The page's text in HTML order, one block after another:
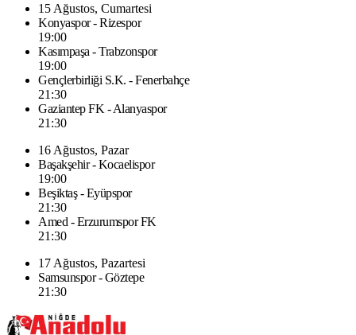
15 Ağustos, Cumartesi
Konyaspor - Rizespor
19:00
Kasımpaşa - Trabzonspor
19:00
Gençlerbirliği S.K. - Fenerbahçe
21:30
Gaziantep FK - Alanyaspor
21:30
16 Ağustos, Pazar
Başakşehir - Kocaelispor
19:00
Beşiktaş - Eyüpspor
21:30
Amed - Erzurumspor FK
21:30
17 Ağustos, Pazartesi
Samsunspor - Göztepe
21:30